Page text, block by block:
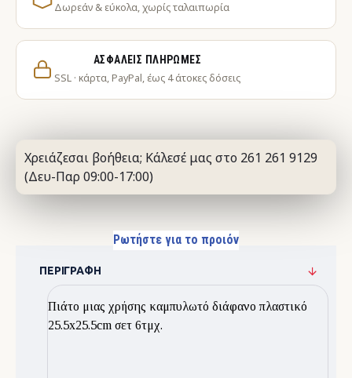
Δωρεάν & εύκολα, χωρίς ταλαιπωρία
ΑΣΦΑΛΕΊΣ ΠΛΗΡΩΜΈΣ
SSL · κάρτα, PayPal, έως 4 άτοκες δόσεις
Χρειάζεσαι βοήθεια; Κάλεσέ μας στο 261 261 9129
(Δευ-Παρ 09:00-17:00)
Ρωτήστε για το προιόν
ΠΕΡΙΓΡΑΦΉ
Πιάτo μιας χρήσης καμπυλωτό διάφανο πλαστικό
25.5x25.5cm σετ 6τμχ.